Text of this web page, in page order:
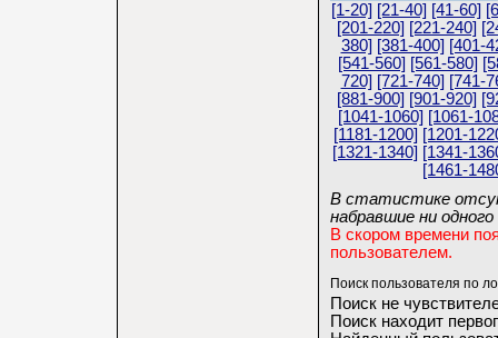
[1-20] [21-40] [41-60]
[201-220] [221-240]
380] [381-400] [401-
[541-560] [561-580]
720] [721-740] [741-
[881-900] [901-920]
[1041-1060] [1061-
[1181-1200] [1201-
[1321-1340] [1341-
[1461-
В статистике
набравшие ни одного
В скором времени
пользователем.
Поиск пользователя по
Поиск не
Поиск находит